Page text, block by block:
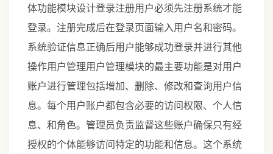
体功能模块设计登录注册用户必须先注册系统才能
登录。注册完成后在登录页面输入用户名和密码。
系统验证信息正确后用户能够成功登录并进行其他
操作用户管理用户管理模块的最主要功能是对用户
账户进行管理包括增加、删除、修改和查询用户信
息。每个用户账户都包含必要的访问权限、个人信
息、和角色。管理员负责监督这些账户确保只有经
授权的个体能够访问特定的功能和信息。这个系统